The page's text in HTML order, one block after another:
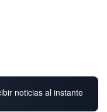
noticias al instante